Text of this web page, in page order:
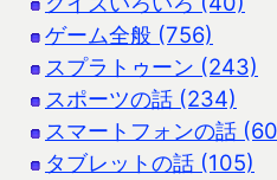
ゲーム全般 (756)
スプラトゥーン (243)
スポーツの話 (234)
スマートフォンの話
タブレットの話 (105)